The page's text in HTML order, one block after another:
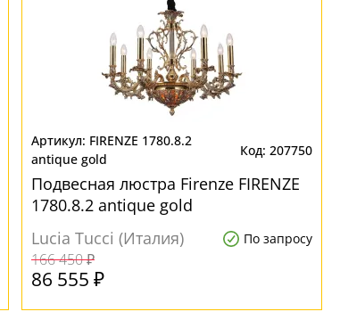
FIRENZE 1780.8.2
antique gold
207750
Подвесная люстра Firenze FIRENZE
1780.8.2 antique gold
Lucia Tucci (Италия)
По запросу
166 450 ₽
86 555 ₽